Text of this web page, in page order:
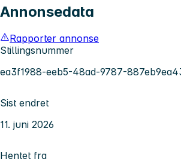
Annonsedata
Rapporter annonse
Stillingsnummer
ea3f1988-eeb5-48ad-9787-
Sist endret
11. juni 2026
Hentet fra